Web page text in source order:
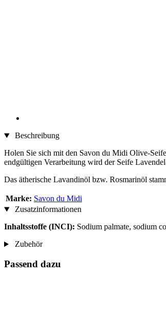
Beschreibung
Holen Sie sich mit den Savon du Midi Olive-
endgültigen Verarbeitung wird der Seife
Das ätherische Lavandinöl bzw. Rosmarinöl
Marke: Savon du Midi
Zusatzinformationen
Inhaltsstoffe (INCI): Sodium palmate, sodium
Zubehör
Passend dazu